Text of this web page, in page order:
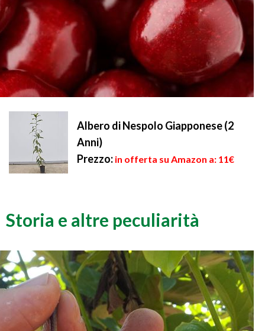
Albero di Nespolo Giapponese (2
Anni)
Prezzo: in offerta su Amazon a: 11€
Storia e altre peculiarità